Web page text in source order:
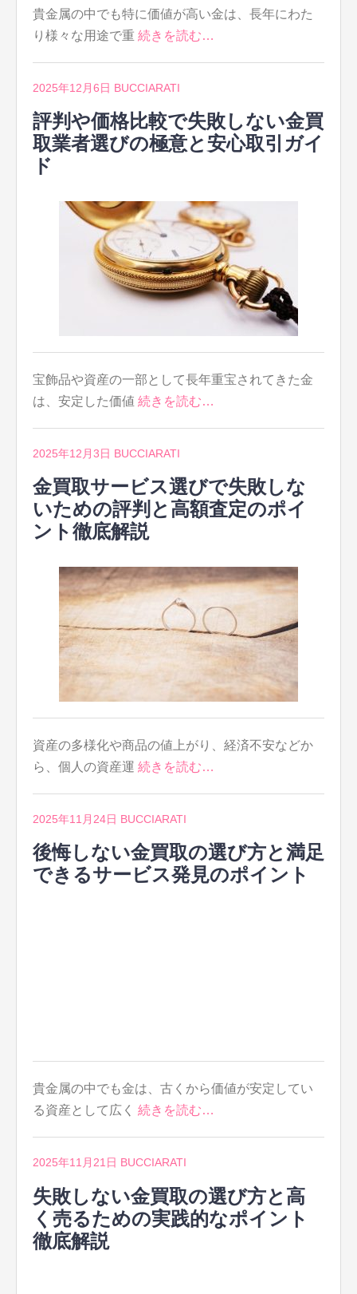
貴金属の中でも特に価値が高い金は、長年にわた
り様々な用途で重 続きを読む…
2025年12月6日 BUCCIARATI
評判や価格比較で失敗しない金買
取業者選びの極意と安心取引ガイ
ド
宝飾品や資産の一部として長年重宝されてきた金
は、安定した価値 続きを読む…
2025年12月3日 BUCCIARATI
金買取サービス選びで失敗しな
いための評判と高額査定のポイ
ント徹底解説
資産の多様化や商品の値上がり、経済不安などか
ら、個人の資産運 続きを読む…
2025年11月24日 BUCCIARATI
後悔しない金買取の選び方と満足
できるサービス発見のポイント
貴金属の中でも金は、古くから価値が安定してい
る資産として広く 続きを読む…
2025年11月21日 BUCCIARATI
失敗しない金買取の選び方と高
く売るための実践的なポイント
徹底解説